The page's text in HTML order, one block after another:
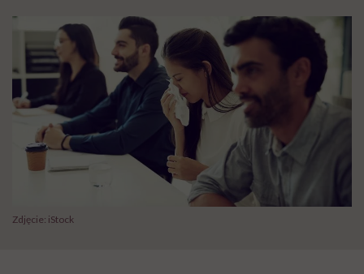
Zdjęcie: iStock